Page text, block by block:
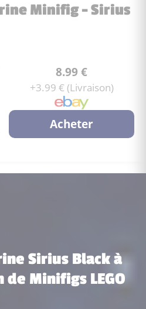
Minifig - Sirius
8.99 €
+3.99 € (Livraison)
Acheter
Sirius Black à
Minifigs LEGO